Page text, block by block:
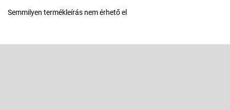
Semmilyen termékleírás nem érhető el